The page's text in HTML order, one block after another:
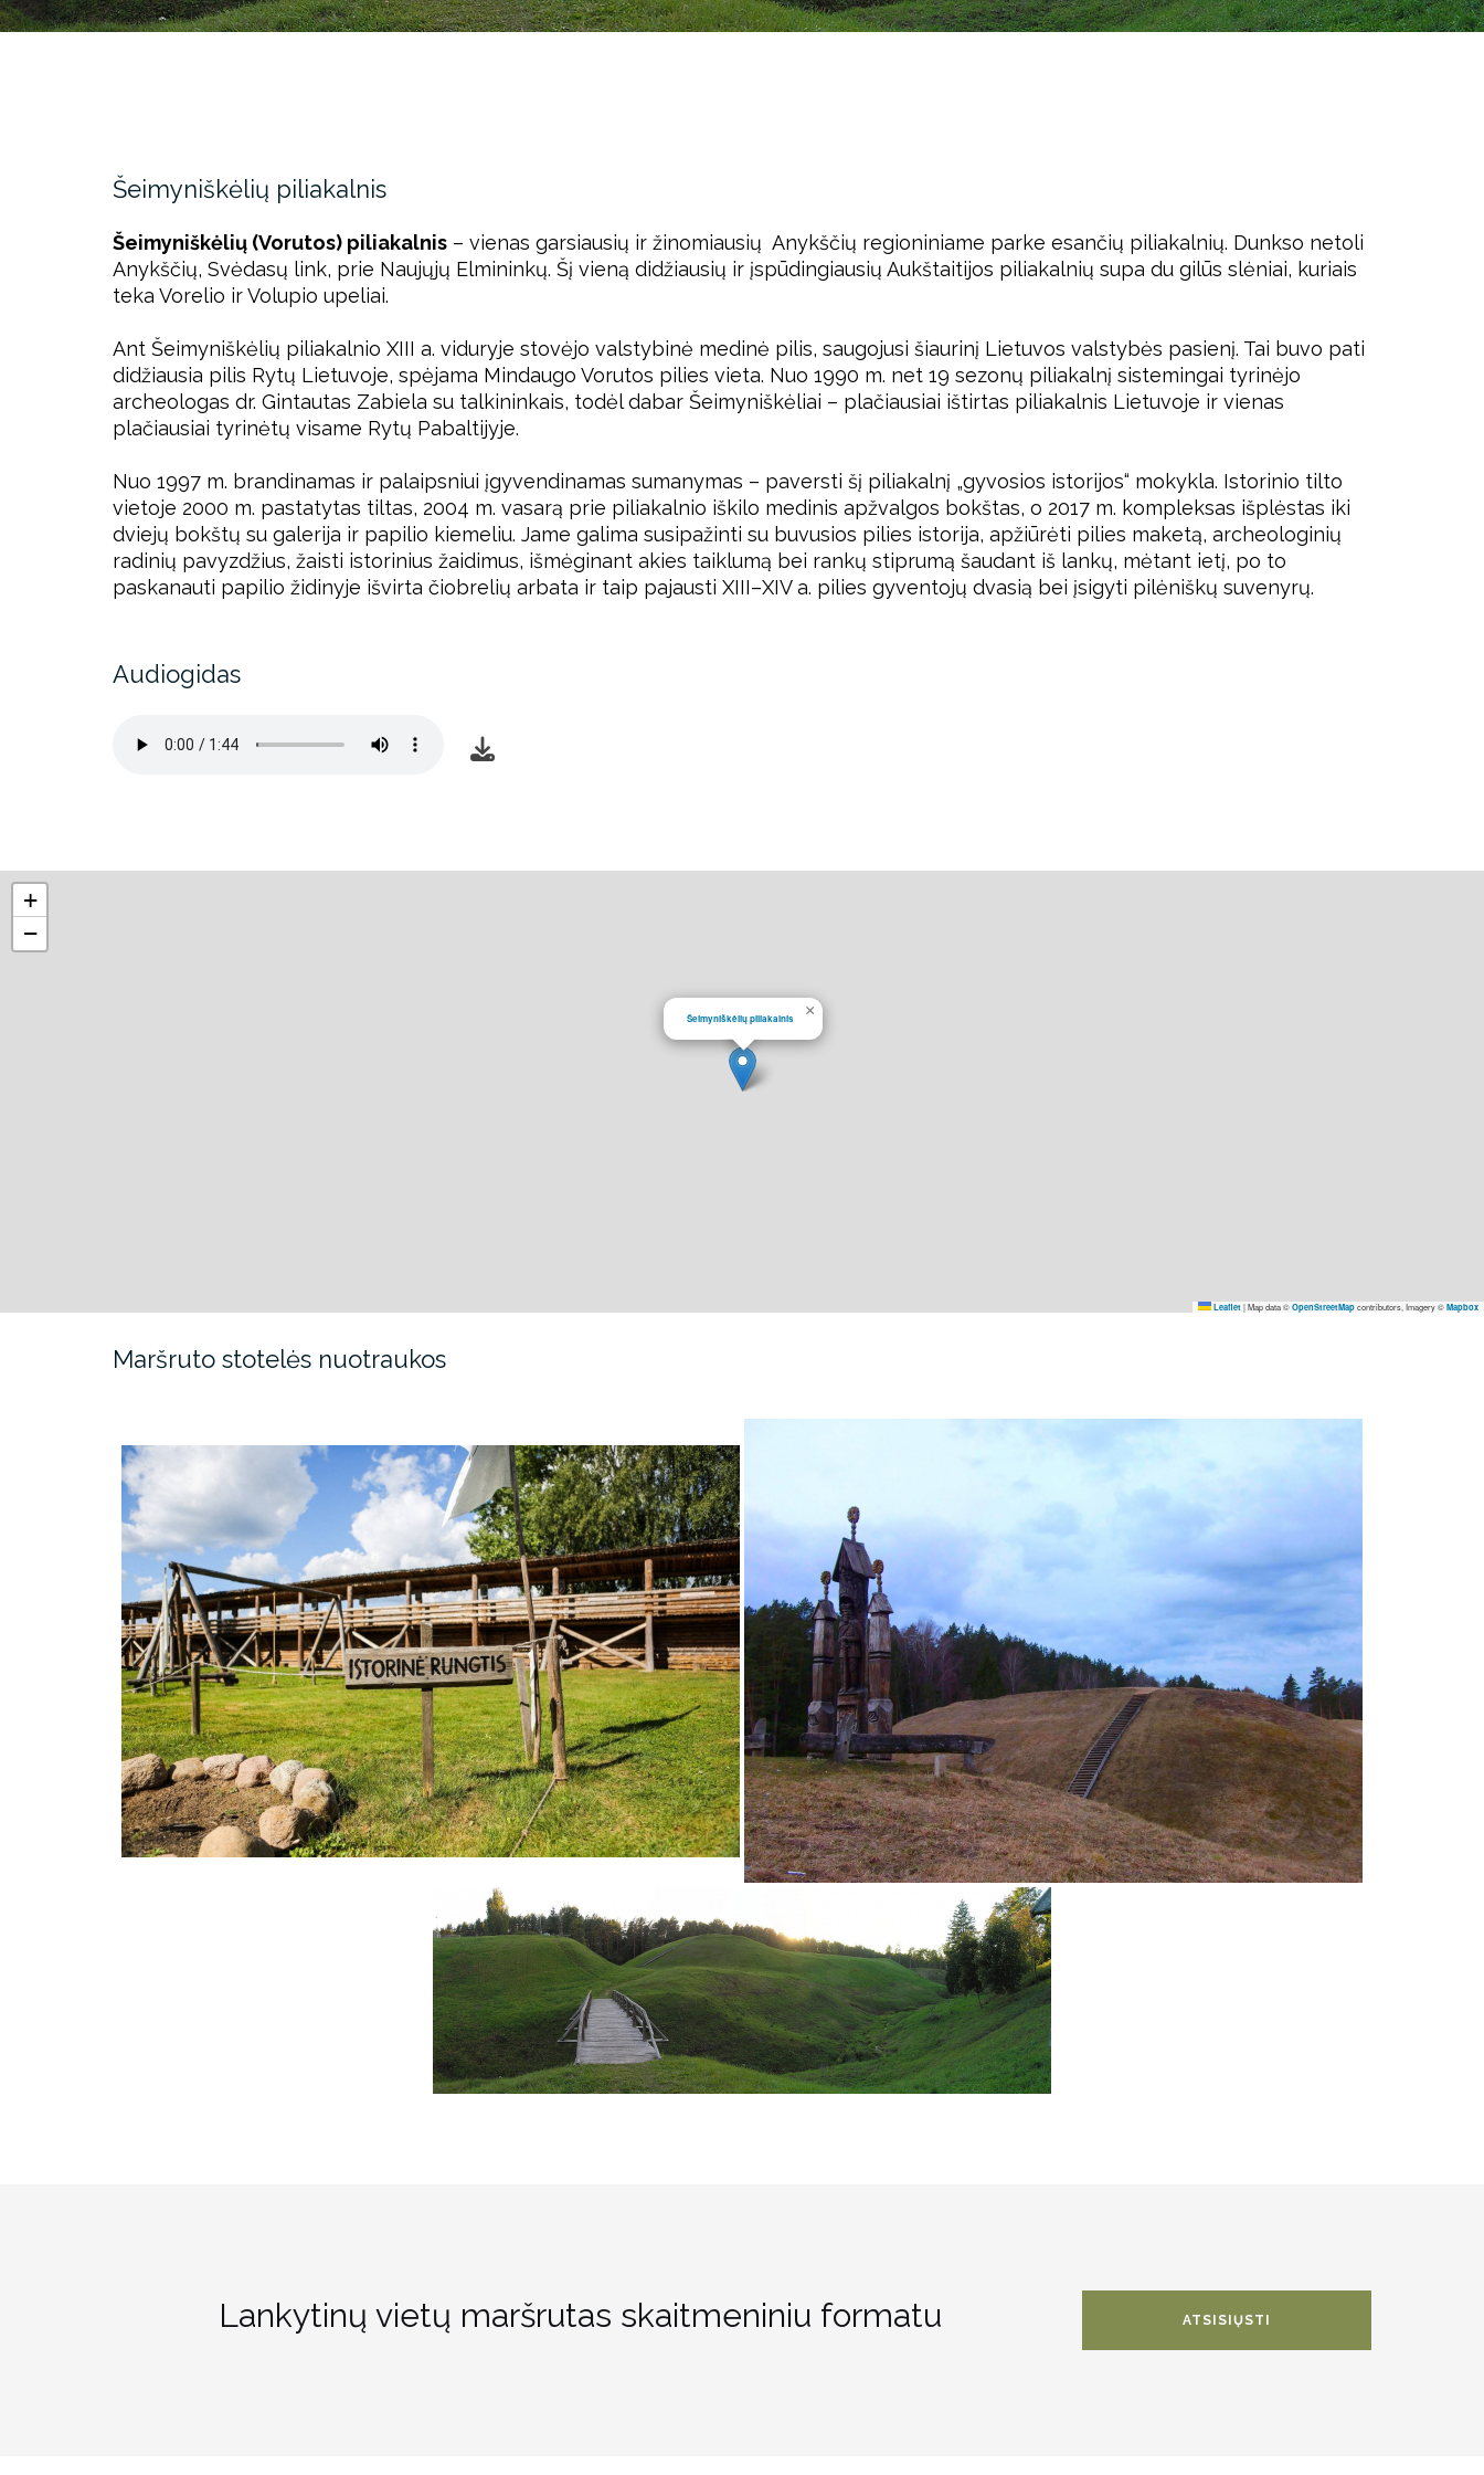
Šeimyniškėlių piliakalnis
Šeimyniškėlių (Vorutos) piliakalnis – vienas garsiausių ir žinomiausių Anykščių regioniniame parke esančių piliakalnių. Dunkso netoli
Anykščių, Svėdasų link, prie Naujųjų Elmininkų. Šį vieną didžiausių ir įspūdingiausių Aukštaitijos piliakalnių supa du gilūs slėniai, kuriais
teka Vorelio ir Volupio upeliai.
Ant Šeimyniškėlių piliakalnio XIII a. viduryje stovėjo valstybinė medinė pilis, saugojusi šiaurinį Lietuvos valstybės pasienį. Tai buvo pati
didžiausia pilis Rytų Lietuvoje, spėjama Mindaugo Vorutos pilies vieta. Nuo 1990 m. net 19 sezonų piliakalnį sistemingai tyrinėjo
archeologas dr. Gintautas Zabiela su talkininkais, todėl dabar Šeimyniškėliai – plačiausiai ištirtas piliakalnis Lietuvoje ir vienas
plačiausiai tyrinėtų visame Rytų Pabaltijyje.
Nuo 1997 m. brandinamas ir palaipsniui įgyvendinamas sumanymas – paversti šį piliakalnį „gyvosios istorijos“ mokykla. Istorinio tilto
vietoje 2000 m. pastatytas tiltas, 2004 m. vasarą prie piliakalnio iškilo medinis apžvalgos bokštas, o 2017 m. kompleksas išplėstas iki
dviejų bokštų su galerija ir papilio kiemeliu. Jame galima susipažinti su buvusios pilies istorija, apžiūrėti pilies maketą, archeologinių
radinių pavyzdžius, žaisti istorinius žaidimus, išmėginant akies taiklumą bei rankų stiprumą šaudant iš lankų, mėtant ietį, po to
paskanauti papilio židinyje išvirta čiobrelių arbata ir taip pajausti XIII–XIV a. pilies gyventojų dvasią bei įsigyti pilėniškų suvenyrų.
Audiogidas
Šeimyniškėlių piliakalnis ×
+
−
Leaflet |Map data © OpenStreetMap contributors, Imagery © Mapbox
Maršruto stotelės nuotraukos
Lankytinų vietų maršrutas skaitmeniniu formatu ATSISIŲSTI